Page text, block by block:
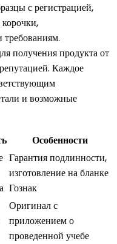
с регистрацией,
требованиям.
получения продукта от
Каждое
и возможные
Особенности
Гарантия подлинности,
изготовление на бланке
Гознак
Оригинал с
приложением о
проведенной учебе